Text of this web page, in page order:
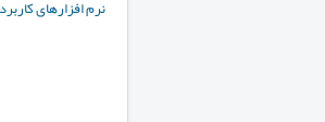
نرم افزارهای